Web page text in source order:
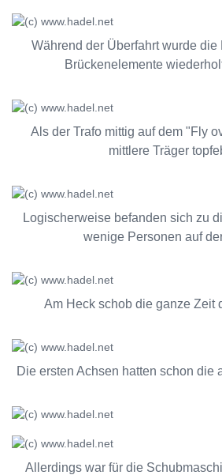
Während der Überfahrt wurde
Brückenelemente
Als der Trafo mittig auf dem "Fly
mittlere Träger
Logischerweise befanden sich zu
wenige Personen auf
Am Heck schob die ganze Zeit
Die ersten Achsen hatten schon die
Allerdings war für die